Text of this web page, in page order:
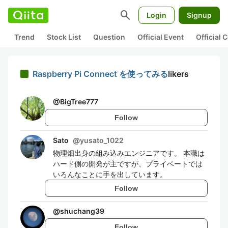
search Login Signup
Trend Stock List Question Official Event Official
Raspberry Pi Connect を使ってみるlikers
@BigTree777
Follow
Sato @yusato_1022
物理畑出身の組み込みエンジニアです。 本職は
ハード側の開発が主ですが、プライベートでは
いろんなことに手を出しています。
Follow
@shuchang39